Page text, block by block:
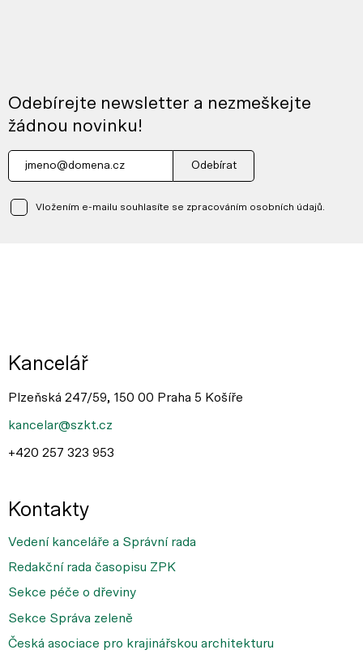
Odebírejte newsletter a nezmeškejte
žádnou novinku!
Odebírat
Vložením e-mailu souhlasíte se zpracováním osobních údajů.
Kancelář
Plzeňská 247/59, 150 00 Praha 5 Košíře
kancelar@szkt.cz
+420 257 323 953
Kontakty
Vedení kanceláře a Správní rada
Redakční rada časopisu ZPK
Sekce péče o dřeviny
Sekce Správa zeleně
Česká asociace pro krajinářskou architekturu